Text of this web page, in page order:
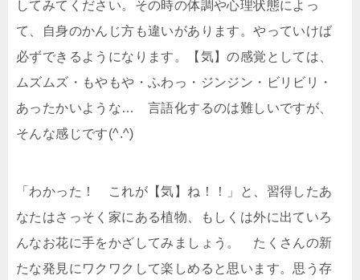
してみてください。その時の体調や心理状態によっ
て、自身のかんじ方も違いがあります。やっていけば
必ずできるようになります。【気】の感覚としては、
ムズムズ・もやもや・ふわっ・ジンジン・ビリビリ・
あったかいような… 言語化するのは難しいですが、
そんな感じです(^.^)
「わかった！ これが【気】ね！！」と、習得したあ
なたはさっそく家にある植物、もしくは外に出ていろ
んなお花に手をかざしてみましょう。 たくさんの新
たな発見にワクワクして楽しめると思います。思う存